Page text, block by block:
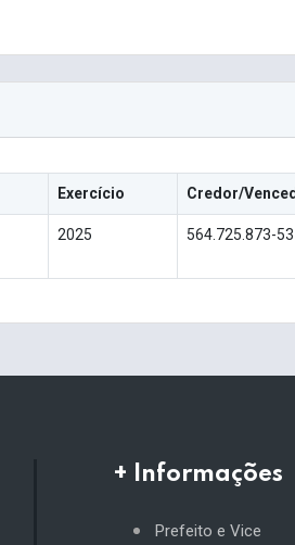
Exercício Credor/
2025 564.725.873-53
+ Informações
Prefeito e Vice